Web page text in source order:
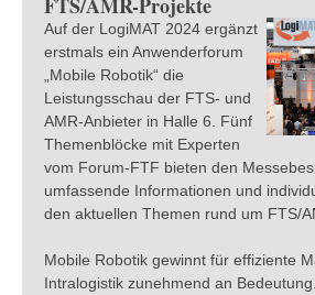
Auf der LogiMAT 2024 ergänzt
erstmals ein Anwenderforum
„Mobile Robotik“ die
Leistungsschau der FTS- und
AMR-Anbieter in Halle 6. Fünf
Themenblöcke mit Experten
vom Forum-FTF bieten den
umfassende Informationen und
den aktuellen Themen rund um FTS/
Mobile Robotik gewinnt für effiziente
Intralogistik zunehmend an